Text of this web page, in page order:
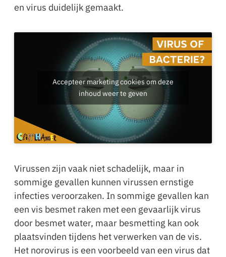
en virus duidelijk gemaakt.
Accepteer marketing cookies om deze
inhoud weer te geven
Virussen zijn vaak niet schadelijk, maar in
sommige gevallen kunnen virussen ernstige
infecties veroorzaken. In sommige gevallen kan
een vis besmet raken met een gevaarlijk virus
door besmet water, maar besmetting kan ook
plaatsvinden tijdens het verwerken van de vis.
Het norovirus is een voorbeeld van een virus dat